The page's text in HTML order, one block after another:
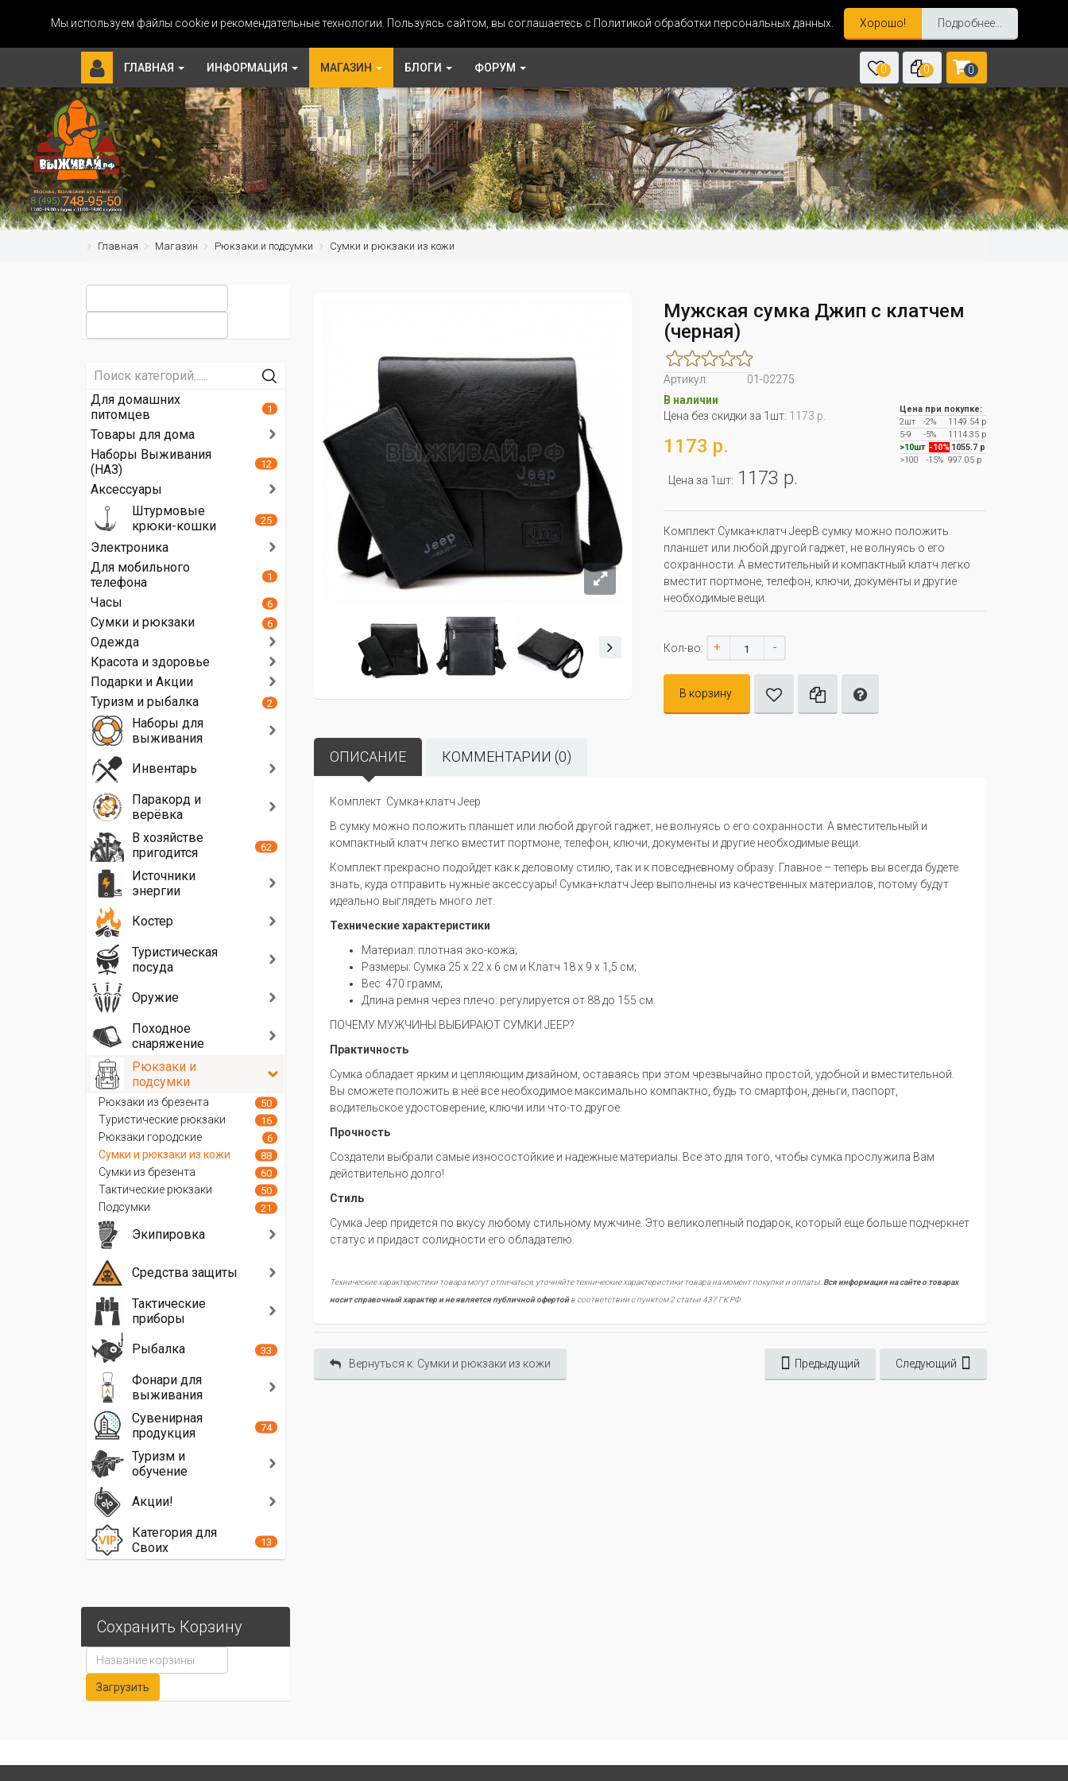
Мы используем файлы cookie и рекомендательные технологии. Пользуясь сайтом, вы соглашаетесь с Политикой обработки персональных данных. Хорошо! Подробнее...
ГЛАВНАЯ ИНФОРМАЦИЯ МАГАЗИН БЛОГИ ФОРУМ 0 0 0
Главная Магазин Рюкзаки и подсумки Сумки и рюкзаки из кожи
Мужская сумка Джип с клатчем
(черная)
Артикул:
01-02275
В наличии
Цена без скидки за 1шт: 1173 р.
1173 р.
Цена за 1шт: 1173 р.
Цена при покупке:
2шт
-2%
1149.54 р
5-9
-5%
1114.35 р
>10шт -10% 1055.7 р
>100
-15%997.05 р
Комплект Сумка+клатч JeepВ сумку можно положить
планшет или любой другой гаджет, не волнуясь о его
сохранности. А вместительный и компактный клатч легко
вместит портмоне, телефон, ключи, документы и другие
необходимые вещи.
Кол-во: + -
В корзину
ОПИСАНИЕ КОММЕНТАРИИ (0)
Комплект Сумка+клатч Jeep
В сумку можно положить планшет или любой другой гаджет, не волнуясь о его сохранности. А вместительный и
компактный клатч легко вместит портмоне, телефон, ключи, документы и другие необходимые вещи.
Комплект прекрасно подойдет как к деловому стилю, так и к повседневному образу. Главное – теперь вы всегда будете
знать, куда отправить нужные аксессуары! Сумка+клатч Jeep выполнены из качественных материалов, потому будут
идеально выглядеть много лет.
Технические характеристики
Материал: плотная эко-кожа;
Размеры: Сумка 25 х 22 х 6 см и Клатч 18 х 9 х 1,5 см;
Вес: 470 грамм;
Длина ремня через плечо: регулируется от 88 до 155 см.
ПОЧЕМУ МУЖЧИНЫ ВЫБИРАЮТ СУМКИ JEEP?
Практичность
Сумка обладает ярким и цепляющим дизайном, оставаясь при этом чрезвычайно простой, удобной и вместительной.
Вы сможете положить в неё все необходимое максимально компактно, будь то смартфон, деньги, паспорт,
водительское удостоверение, ключи или что-то другое.
Прочность
Создатели выбрали самые износостойкие и надежные материалы. Все это для того, чтобы сумка прослужила Вам
действительно долго!
Стиль
Сумка Jeep придется по вкусу любому стильному мужчине. Это великолепный подарок, который еще больше подчеркнет
статус и придаст солидности его обладателю.
Технические характеристики товара могут отличаться, уточняйте технические характеристики товара на момент покупки и оплаты.Вся информация на сайте о товарах
носит справочный характер и не является публичной офертойв соответствии с пунктом 2 статьи 437 ГК РФ.
Вернуться к: Сумки и рюкзаки из кожи Предыдущий Следующий
Для домашних
питомцев
1
Товары для дома
Наборы Выживания
(НАЗ)
12
Аксессуары
Штурмовые
крюки-кошки
25
Электроника
Для мобильного
телефона
1
Часы 6
Сумки и рюкзаки 6
Одежда
Красота и здоровье
Подарки и Акции
Туризм и рыбалка
2
Наборы для
выживания
Инвентарь
Паракорд и
верёвка
В хозяйстве
пригодится
62
Источники
энергии
Костер
Туристическая
посуда
Оружие
Походное
снаряжение
Рюкзаки и
подсумки
Рюкзаки из брезента 50
Туристические рюкзаки 16
Рюкзаки городские 6
Сумки и рюкзаки из кожи 88
Сумки из брезента 60
Тактические рюкзаки 50
Подсумки 21
Экипировка
Средства защиты
Тактические
приборы
Рыбалка
33
Фонари для
выживания
Сувенирная
продукция
74
Туризм и
обучение
Акции!
Категория для
Своих
13
Сохранить Корзину